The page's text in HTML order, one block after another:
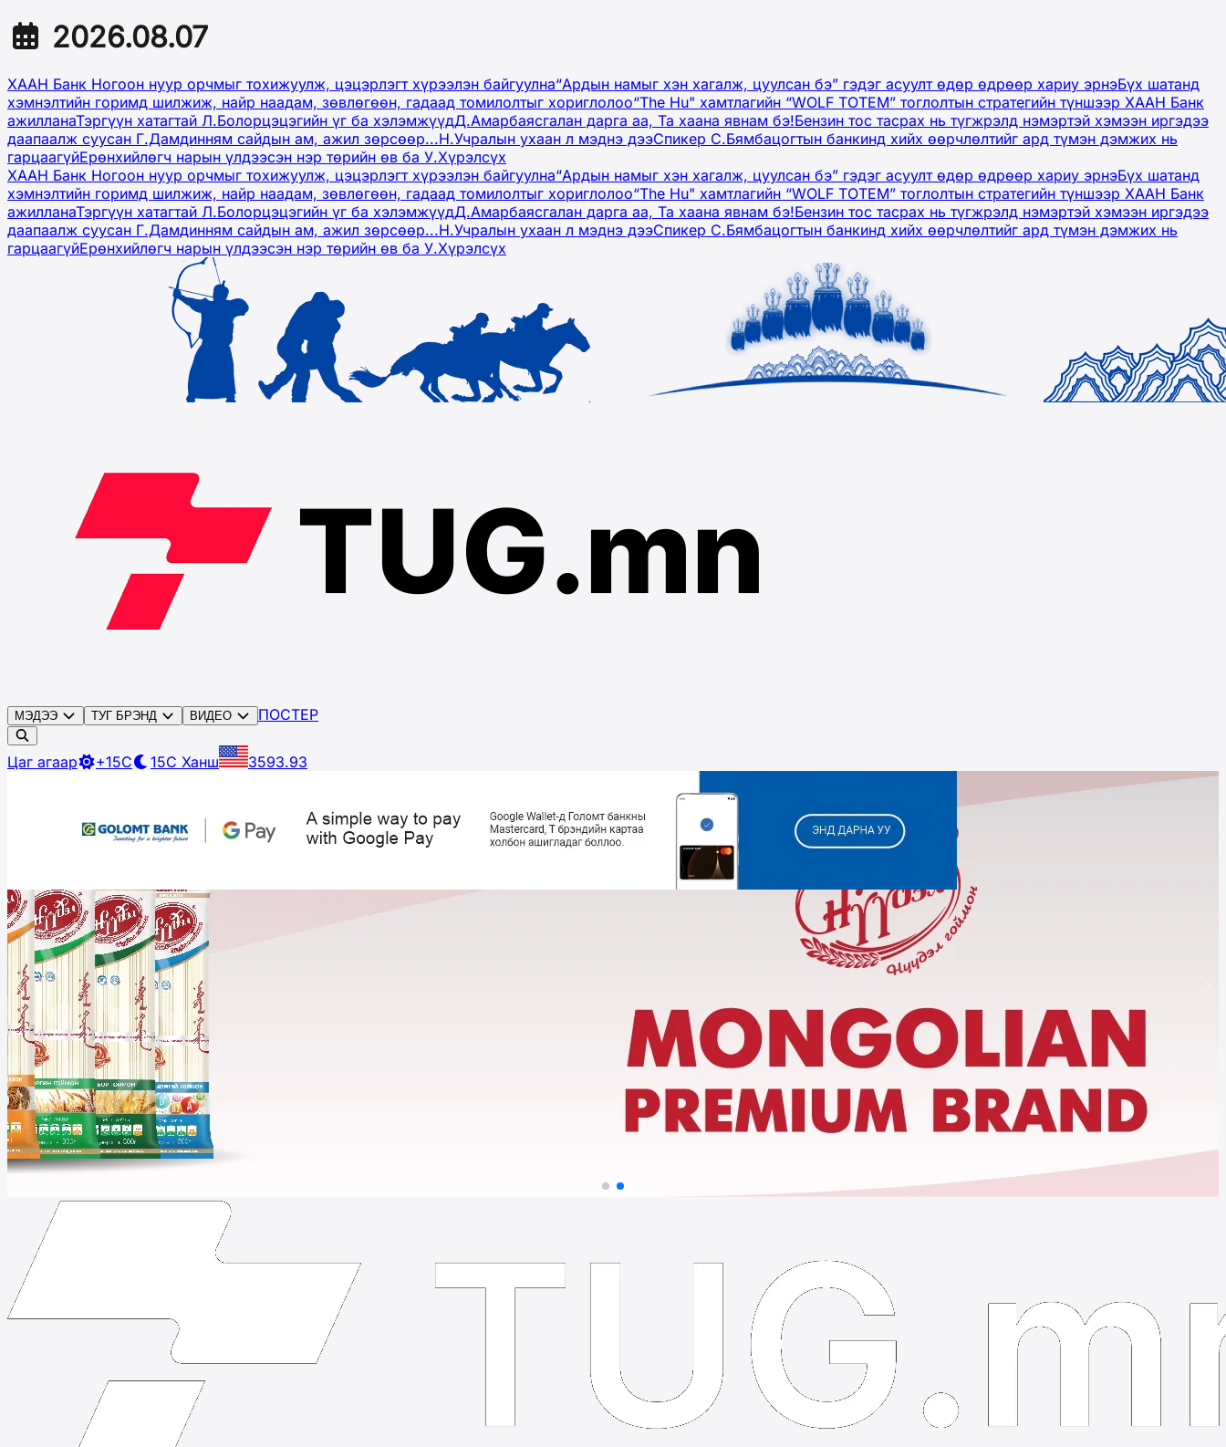
2026.08.07
ХААН Банк Ногоон нуур орчмыг тохижуулж, цэцэрлэгт хүрээлэн байгуулна“Ардын намыг хэн хагалж, цуулсан бэ” гэдэг асуулт өдөр өдрөөр хариу эрнэБүх шатанд
хэмнэлтийн горимд шилжиж, найр наадам, зөвлөгөөн, гадаад томилолтыг хориглолоо“The Hu" хамтлагийн “WOLF TOTEM” тоглолтын стратегийн түншээр ХААН Банк
ажилланаТэргүүн хатагтай Л.Болорцэцэгийн үг ба хэлэмжүүдД.Амарбаясгалан дарга аа, Та хаана явнам бэ!Бензин тос тасрах нь түгжрэлд нэмэртэй хэмээн иргэдээ
даапаалж суусан Г.Дамдинням сайдын ам, ажил зөрсөөр...Н.Учралын ухаан л мэднэ дээСпикер С.Бямбацогтын банкинд хийх өөрчлөлтийг ард түмэн дэмжих нь
гарцаагүйЕрөнхийлөгч нарын үлдээсэн нэр төрийн өв ба У.Хүрэлсүх
ХААН Банк Ногоон нуур орчмыг тохижуулж, цэцэрлэгт хүрээлэн байгуулна“Ардын намыг хэн хагалж, цуулсан бэ” гэдэг асуулт өдөр өдрөөр хариу эрнэБүх шатанд
хэмнэлтийн горимд шилжиж, найр наадам, зөвлөгөөн, гадаад томилолтыг хориглолоо“The Hu" хамтлагийн “WOLF TOTEM” тоглолтын стратегийн түншээр ХААН Банк
ажилланаТэргүүн хатагтай Л.Болорцэцэгийн үг ба хэлэмжүүдД.Амарбаясгалан дарга аа, Та хаана явнам бэ!Бензин тос тасрах нь түгжрэлд нэмэртэй хэмээн иргэдээ
даапаалж суусан Г.Дамдинням сайдын ам, ажил зөрсөөр...Н.Учралын ухаан л мэднэ дээСпикер С.Бямбацогтын банкинд хийх өөрчлөлтийг ард түмэн дэмжих нь
гарцаагүйЕрөнхийлөгч нарын үлдээсэн нэр төрийн өв ба У.Хүрэлсүх
МЭДЭЭ ТУГ БРЭНД ВИДЕО ПОСТЕР
Цаг агаар +15C 15C Ханш 3593.93